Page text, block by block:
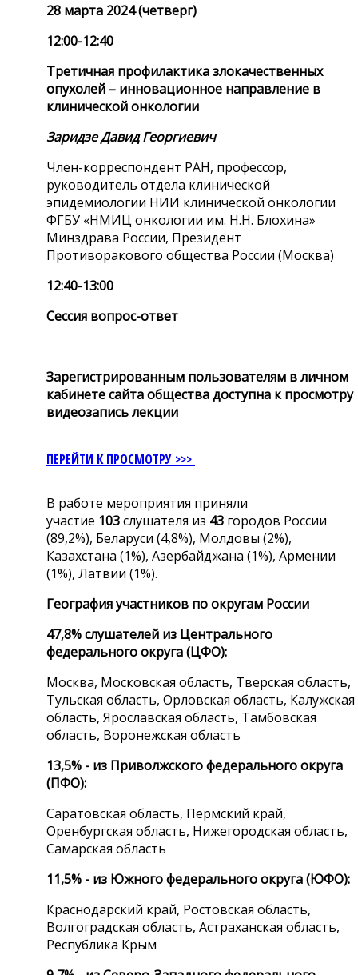
28 марта 2024 (четверг)
12:00-12:40
Третичная профилактика злокачественных
опухолей – инновационное направление в
клинической онкологии
Заридзе Давид Георгиевич
Член-корреспондент РАН, профессор,
руководитель отдела клинической
эпидемиологии НИИ клинической онкологии
ФГБУ «НМИЦ онкологии им. Н.Н. Блохина»
Минздрава России, Президент
Противоракового общества России (Москва)
12:40-13:00
Сессия вопрос-ответ
Зарегистрированным пользователям в личном
кабинете сайта общества доступна к просмотру
видеозапись лекции
ПЕРЕЙТИ К ПРОСМОТРУ >>>
В работе мероприятия приняли
участие 103слушателя из 43 городов России
(89,2%), Беларуси (4,8%), Молдовы (2%),
Казахстана (1%), Азербайджана (1%), Армении
(1%), Латвии (1%).
География участников по округам России
47,8% слушателей из Центрального
федерального округа (ЦФО):
Москва, Московская область, Тверская область,
Тульская область, Орловская область, Калужская
область, Ярославская область, Тамбовская
область, Воронежская область
13,5% - из Приволжского федерального округа
(ПФО):
Саратовская область, Пермский край,
Оренбургская область, Нижегородская область,
Самарская область
11,5% - из Южного федерального округа (ЮФО):
Краснодарский край, Ростовская область,
Волгоградская область, Астраханская область,
Республика Крым